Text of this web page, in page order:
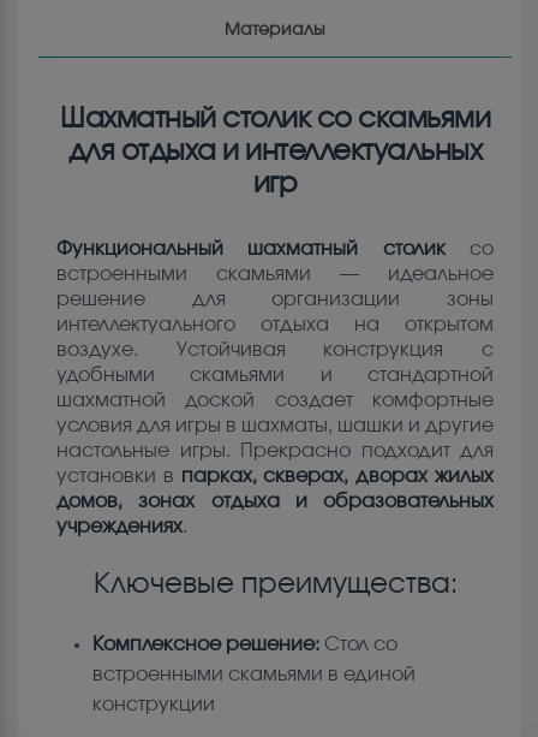
Материалы
Шахматный столик со скамьями
для отдыха и интеллектуальных
игр
Функциональный шахматный столиксо
встроенными скамьями — идеальное
решение для организации зоны
интеллектуального отдыха на открытом
воздухе. Устойчивая конструкция с
удобными скамьями и стандартной
шахматной доской создает комфортные
условия для игры в шахматы, шашки и другие
настольные игры. Прекрасно подходит для
установки в парках, скверах, дворах жилых
домов, зонах отдыха и образовательных
учреждениях.
Ключевые преимущества:
Комплексное решение: Стол со
встроенными скамьями в единой
конструкции